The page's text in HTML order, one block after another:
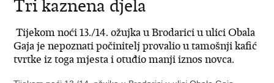
Tri kaznena djela
Tijekom noći 13./14. ožujka u Brodarici u ulici Obala
Gaja je nepoznati počinitelj provalio u tamošnji kafić
tvrtke iz toga mjesta i otuđio manji iznos novca.